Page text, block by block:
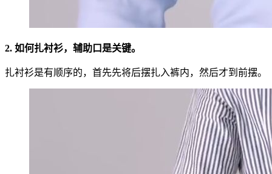
2. 如何扎衬衫，辅助口是关键。
扎衬衫是有顺序的，首先先将后摆扎入裤内，然后才到前摆。